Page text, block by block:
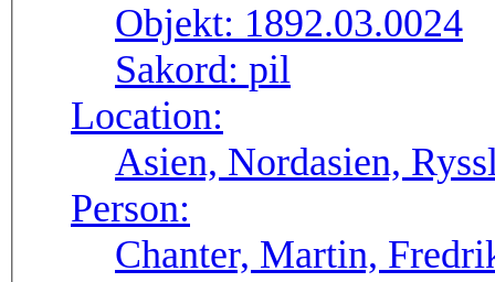
Objekt: 1892.03.0024
Sakord: pil
Location:
Asien, Nordasien,
Person:
Chanter, Martin,